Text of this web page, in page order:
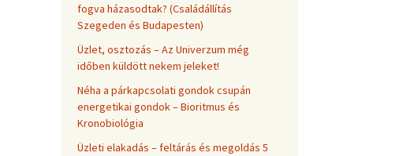
fogva házasodtak? (Családállítás
Szegeden és Budapesten)
Üzlet, osztozás – Az Univerzum még
időben küldött nekem jeleket!
Néha a párkapcsolati gondok csupán
energetikai gondok – Bioritmus és
Kronobiológia
Üzleti elakadás – feltárás és megoldás 5